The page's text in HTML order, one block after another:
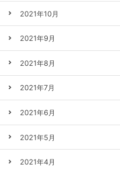
2021年10月
2021年9月
2021年8月
2021年7月
2021年6月
2021年5月
2021年4月